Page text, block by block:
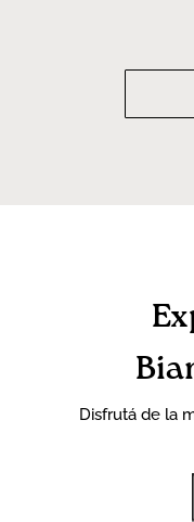
Disfrutá de la